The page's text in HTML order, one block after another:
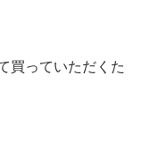
買っていただくた